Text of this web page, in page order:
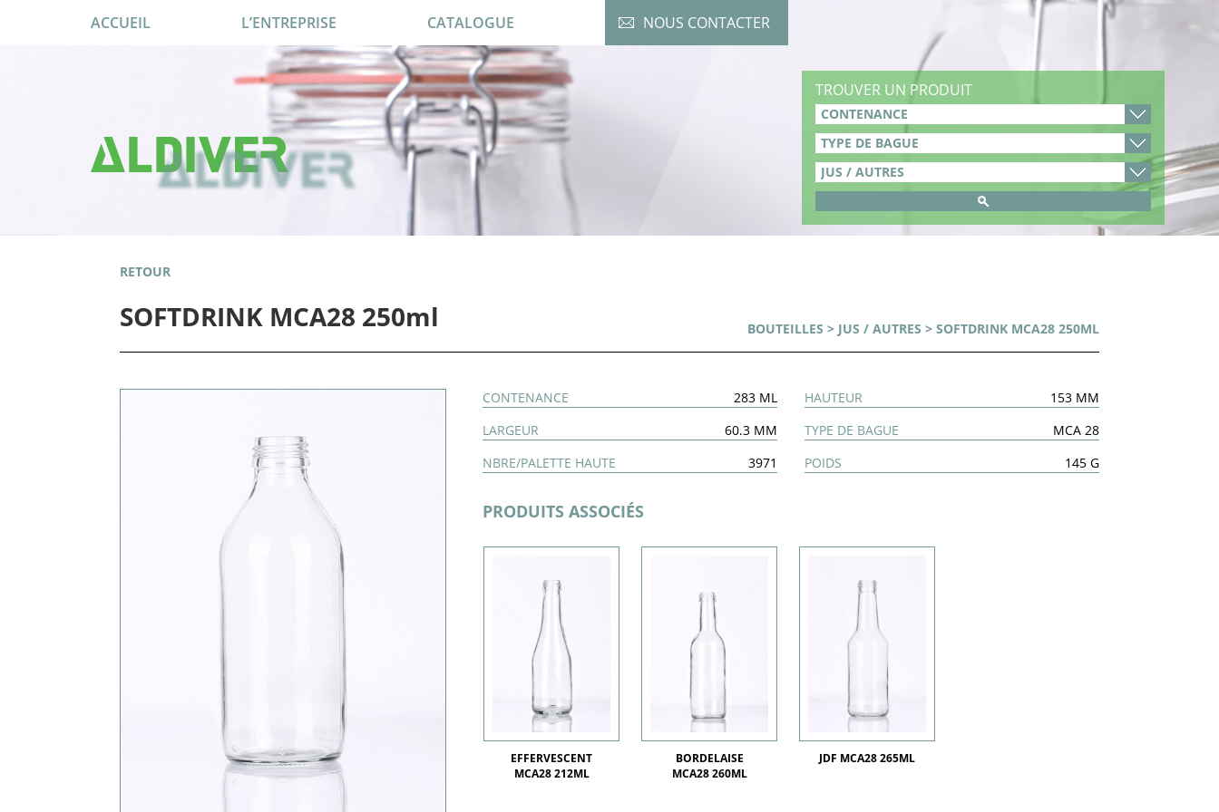
ACCUEIL L’ENTREPRISE CATALOGUE NOUS CONTACTER
TROUVER UN PRODUIT
RETOUR
BOUTEILLES > JUS / AUTRES > SOFTDRINK MCA28 250ML
SOFTDRINK MCA28 250ml
CONTENANCE 283 ML HAUTEUR
153 MM
LARGEUR
60.3 MM TYPE DE BAGUE
MCA 28
NBRE/PALETTE HAUTE
3971 POIDS 145 G
PRODUITS ASSOCIÉS
EFFERVESCENT
MCA28 212ML
BORDELAISE
MCA28 260ML
JDF MCA28 265ML